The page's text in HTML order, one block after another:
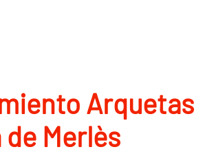
Arquetas
de Merlès